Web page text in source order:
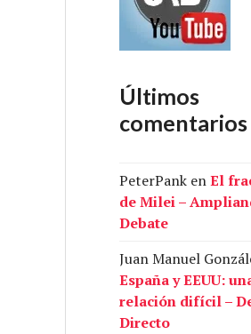
Últimos
comentarios
PeterPank enEl
de Milei –
Debate
Juan Manuel
España y EEUU:
relación difícil –
Directo